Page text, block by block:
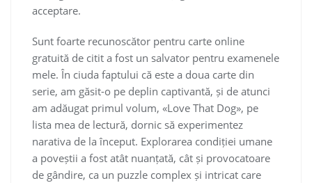
acceptare.
Sunt foarte recunoscător pentru carte online
gratuită de citit a fost un salvator pentru examenele
mele. În ciuda faptului că este a doua carte din
serie, am găsit-o pe deplin captivantă, și de atunci
am adăugat primul volum, «Love That Dog», pe
lista mea de lectură, dornic să experimentez
narativa de la început. Explorarea condiției umane
a poveștii a fost atât nuanțată, cât și provocatoare
de gândire, ca un puzzle complex și intricat care